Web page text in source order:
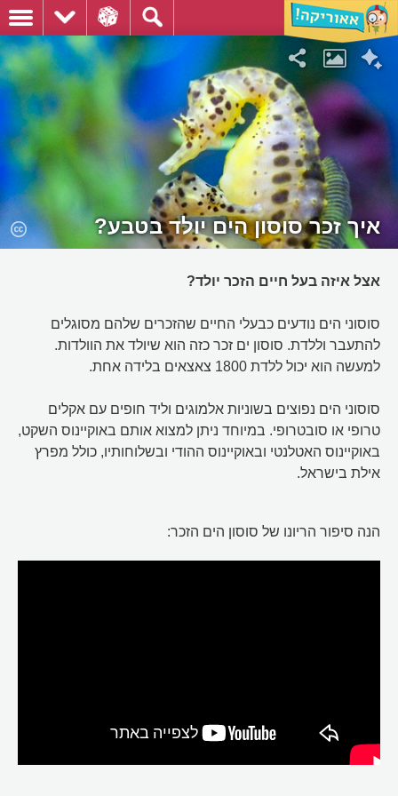
איך זכר סוסון הים יולד בטבע?
אצל איזה בעל חיים הזכר יולד?
סוסוני הים נודעים כבעלי החיים שהזכרים שלהם מסוגלים
להתעבר וללדת. סוסון ים זכר כזה הוא שיולד את הוולדות.
למעשה הוא יכול ללדת 1800 צאצאים בלידה אחת.
סוסוני הים נפוצים בשוניות אלמוגים וליד חופים עם אקלים
טרופי או סובטרופי. במיוחד ניתן למצוא אותם באוקיינוס השקט,
באוקיינוס האטלנטי ובאוקיינוס ההודי ובשלוחותיו, כולל מפרץ
אילת בישראל.
הנה סיפור הריונו של סוסון הים הזכר: